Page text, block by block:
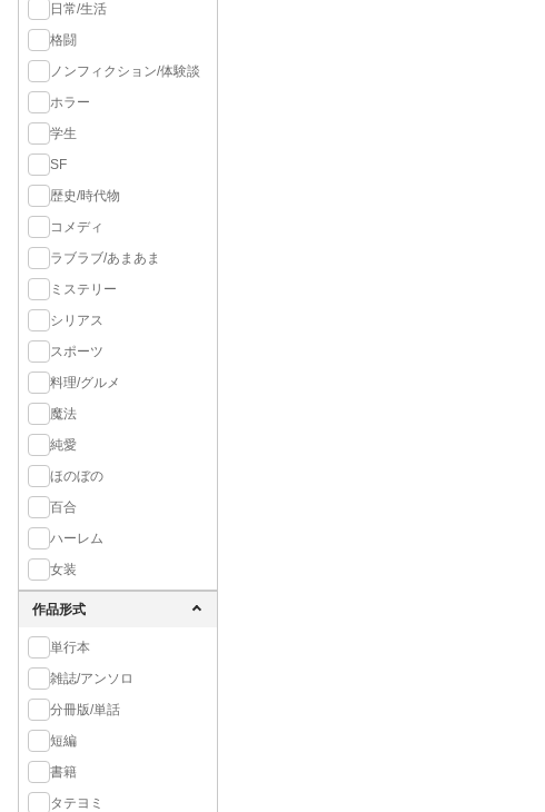
日常/生活
格闘
ノンフィクション/体験談
ホラー
学生
SF
歴史/時代物
コメディ
ラブラブ/あまあま
ミステリー
シリアス
スポーツ
料理/グルメ
魔法
純愛
ほのぼの
百合
ハーレム
女装
作品形式
単行本
雑誌/アンソロ
分冊版/単話
短編
書籍
タテヨミ